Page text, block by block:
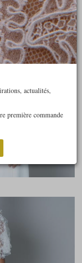
actualités,
première commande